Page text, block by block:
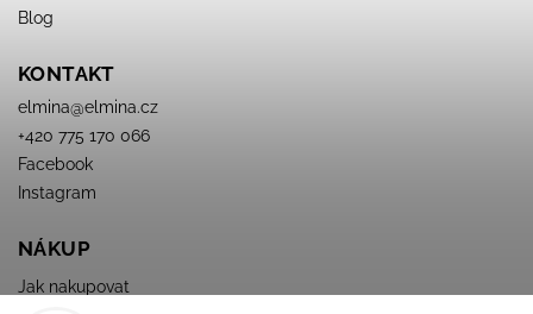
Blog
KONTAKT
elmina@elmina.cz
+420 775 170 066
Facebook
Instagram
NÁKUP
Jak nakupovat